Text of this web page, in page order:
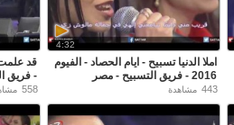
4:32
املا الدنيا تسبيح - ايام الحصاد - الفيوم
2016 - فريق التسبيح - مصر
443 مشاهدة
- فريق
558